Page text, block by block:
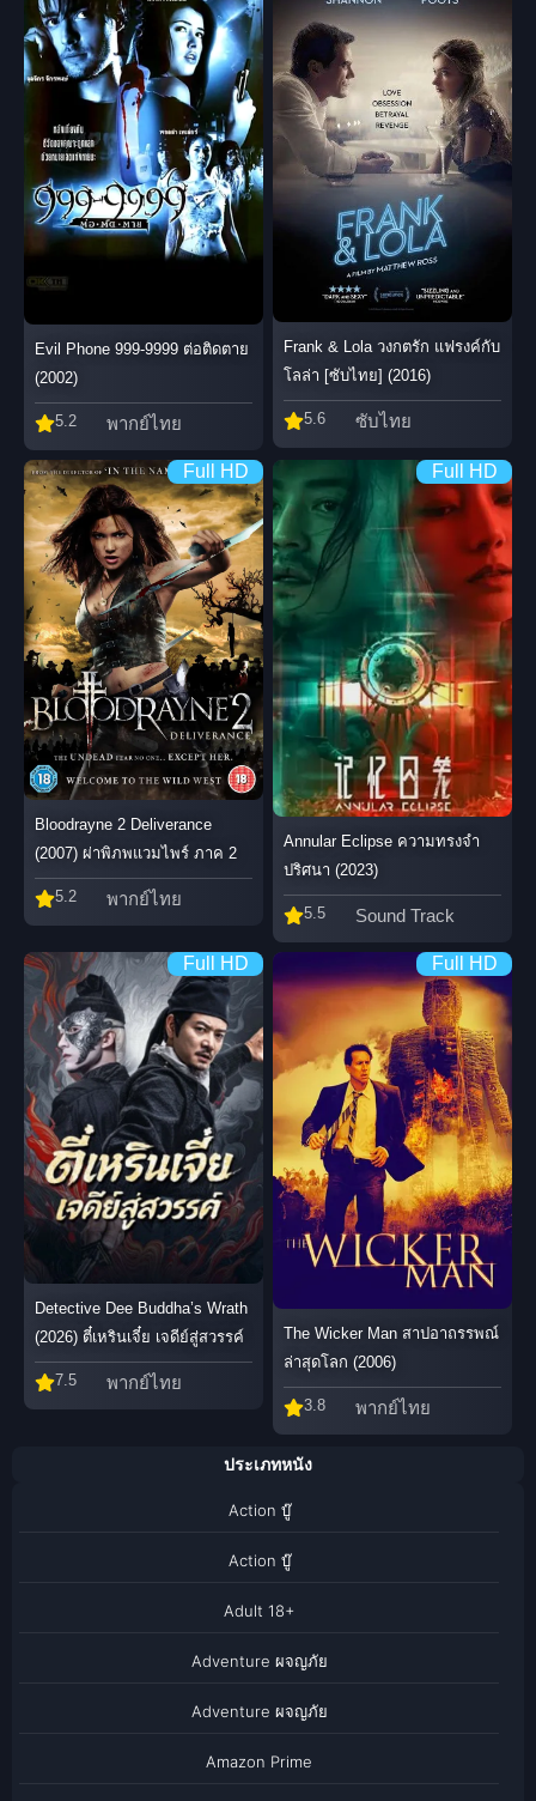
Evil Phone 999-9999 ต่อติดตาย
(2002)
5.2 พากย์ไทย
Frank & Lola วงกตรัก แฟรงค์กับ
โลล่า [ซับไทย] (2016)
5.6 ซับไทย
Full HD
Bloodrayne 2 Deliverance
(2007) ผ่าพิภพแวมไพร์ ภาค 2
5.2 พากย์ไทย
Full HD
Annular Eclipse ความทรงจำ
ปริศนา (2023)
5.5 Sound Track
Full HD
Detective Dee Buddha’s Wrath
(2026) ตี๋เหรินเจี๋ย เจดีย์สู่สวรรค์
7.5 พากย์ไทย
Full HD
The Wicker Man สาปอาถรรพณ์
ล่าสุดโลก (2006)
3.8 พากย์ไทย
ประเภทหนัง
Action บู๊
Action บู๊
Adult 18+
Adventure ผจญภัย
Adventure ผจญภัย
Amazon Prime